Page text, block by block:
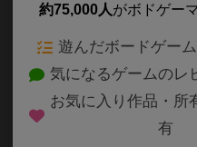
シ
約75,000人がボドゲー
遊んだボードゲー
気になるゲームのレ
お気に入り作品・所
有